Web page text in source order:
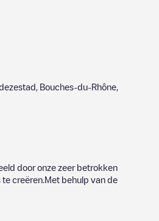
Bouches-du-Rhône
door onze zeer betrokken
creëren.Met behulp van de